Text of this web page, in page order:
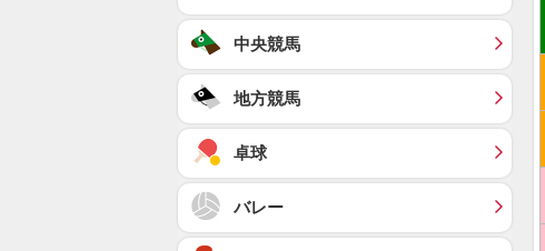
中央競馬
地方競馬
卓球
バレー